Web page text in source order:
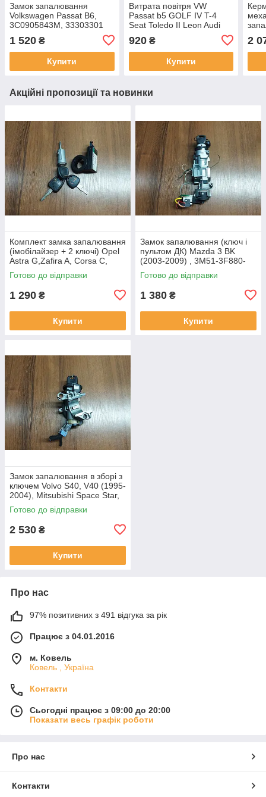
Замок запалювання
Volkswagen Passat B6,
3C0905843M, 33303301
1 520 ₴
Купити
Витрата повітря VW
Passat b5 GOLF IV T-4
Seat Toledo II Leon Audi
Skoda 1,9tdi 0280217529
071906461a 07190
920₴
Купити
2
Акційні пропозиції та новинки
Комплект замка запалювання
(імобілайзер + 2 ключі) Opel
Astra G,Zafira A, Corsa C,
24445098, 5WK4763
Готово до відправки
1 290 ₴
Купити
Замок запалювання (ключ і
пультом ДК) Mazda 3 BK
(2003-2009) , 3M51-3F880-
AA, 3M513F880AA, SL-35, CE
0682
Готово до відправки
1 380 ₴
Купити
Замок запалювання в зборі з
ключем Volvo S40, V40 (1995-
2004), Mitsubishi Space Star,
Carisma, 30814936,
9980067553, 36.35350 0,HU
Готово до відправки
2 530 ₴
Купити
Про нас
97% позитивних з 491 відгука за рік
Працює з 04.01.2016
м. Ковель
Ковель , Україна
Контакти
Сьогодні працює з 09:00 до 20:00
Показати весь графік роботи
Про нас
Контакти